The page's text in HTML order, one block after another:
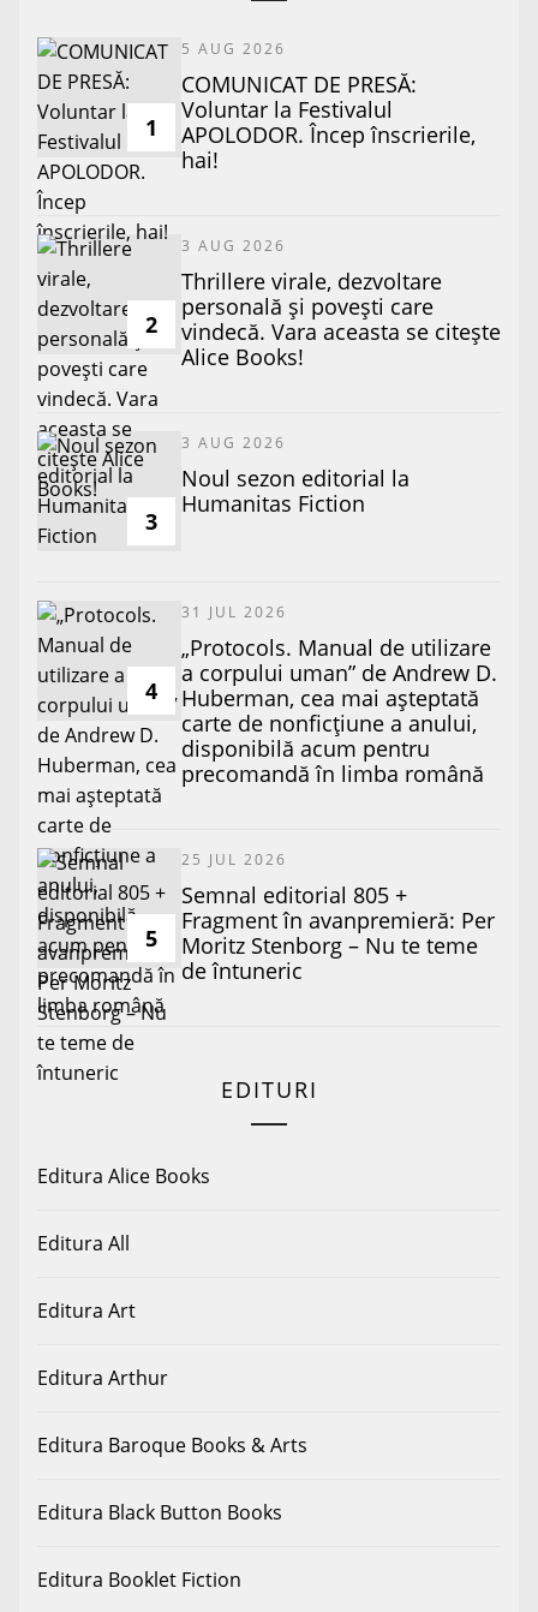
1
5 AUG 2026
COMUNICAT DE PRESĂ:
Voluntar la Festivalul
APOLODOR. Încep înscrierile,
hai!
2
3 AUG 2026
Thrillere virale, dezvoltare
personală și povești care
vindecă. Vara aceasta se citește
Alice Books!
3
3 AUG 2026
​Noul sezon editorial la
Humanitas Fiction
4
31 JUL 2026
„Protocols. Manual de utilizare
a corpului uman” de Andrew D.
Huberman, cea mai așteptată
carte de nonficțiune a anului,
disponibilă acum pentru
precomandă în limba română
5
25 JUL 2026
Semnal editorial 805 +
Fragment în avanpremieră: Per
Moritz Stenborg – Nu te teme
de întuneric
EDITURI
Editura Alice Books
Editura All
Editura Art
Editura Arthur
Editura Baroque Books & Arts
Editura Black Button Books
Editura Booklet Fiction